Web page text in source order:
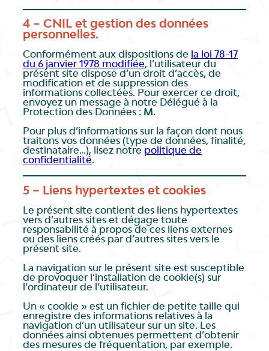
4 – CNIL et gestion des données
personnelles.
Conformément aux dispositions de la loi 78-17
du 6 janvier 1978 modifiée, l’utilisateur du
présent site dispose d’un droit d’accès, de
modification et de suppression des
informations collectées. Pour exercer ce droit,
envoyez un message à notre Délégué à la
Protection des Données : M.
Pour plus d’informations sur la façon dont nous
traitons vos données (type de données, finalité,
destinataire…), lisez notre politique de
confidentialité.
5 – Liens hypertextes et cookies
Le présent site contient des liens hypertextes
vers d’autres sites et dégage toute
responsabilité à propos de ces liens externes
ou des liens créés par d’autres sites vers le
présent site.
La navigation sur le présent site est susceptible
de provoquer l’installation de cookie(s) sur
l’ordinateur de l’utilisateur.
Un « cookie » est un fichier de petite taille qui
enregistre des informations relatives à la
navigation d’un utilisateur sur un site. Les
données ainsi obtenues permettent d’obtenir
des mesures de fréquentation, par exemple.